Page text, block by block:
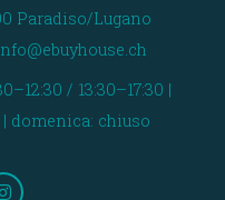
Paradiso/Lugano
/ 13:30–17:30 |
domenica: chiuso